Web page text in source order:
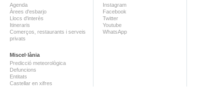
Agenda
Àrees d'esbarjo
Llocs d'interès
Itineraris
Comerços, restaurants i serveis
privats
Miscel·lània
Predicció meteorològica
Defuncions
Entitats
Castellar en xifres
Instagram
Facebook
Twitter
Youtube
WhatsApp